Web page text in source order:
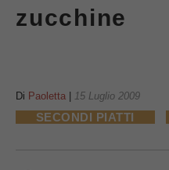
zucchine
Di Paoletta 15 Luglio 2009
SECONDI PIATTI